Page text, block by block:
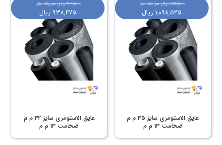
عایق الاستومری سایز ۳۵ م م
ضخامت ۱۳ م م
۱,۱۳۲,۵۰۰ ریالهر یک متر
۱,۰۹۸,۵۲۵ ریال
عایق الاستومری سایز ۳۲ م م
ضخامت ۱۳ م م
۹۶۷,۵۰۰ ریالهر یک متر
۹۳۸,۴۷۵ ریال